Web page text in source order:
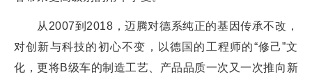
从2007到2018，迈腾对德系纯正的基因传承不改，
对创新与科技的初心不变，以德国的工程师的“修己”文
化，更将B级车的制造工艺、产品品质一次又一次推向新